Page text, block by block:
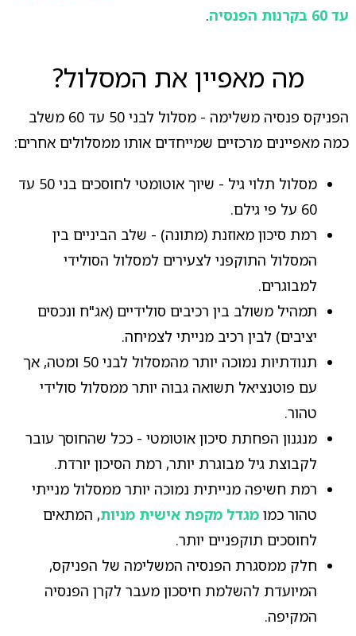
עד 60 בקרנות הפנסיה
.
מה מאפיין את המסלול?
הפניקס פנסיה משלימה - מסלול לבני 50 עד 60 משלב
כמה מאפיינים מרכזיים שמייחדים אותו ממסלולים אחרים:
מסלול תלוי גיל - שיוך אוטומטי לחוסכים בני 50 עד
60 על פי גילם.
רמת סיכון מאוזנת (מתונה) - שלב הביניים בין
המסלול התוקפני לצעירים למסלול הסולידי
למבוגרים.
תמהיל משולב בין רכיבים סולידיים (אג"ח ונכסים
יציבים) לבין רכיב מנייתי לצמיחה.
תנודתיות נמוכה יותר מהמסלול לבני 50 ומטה, אך
עם פוטנציאל תשואה גבוה יותר ממסלול סולידי
טהור.
מנגנון הפחתת סיכון אוטומטי - ככל שהחוסך עובר
לקבוצת גיל מבוגרת יותר, רמת הסיכון יורדת.
רמת חשיפה מנייתית נמוכה יותר ממסלול מנייתי
טהור כמו מגדל מקפת אישית מניות, המתאים
לחוסכים תוקפניים יותר.
חלק ממסגרת הפנסיה המשלימה של הפניקס,
המיועדת להשלמת חיסכון מעבר לקרן הפנסיה
המקיפה.